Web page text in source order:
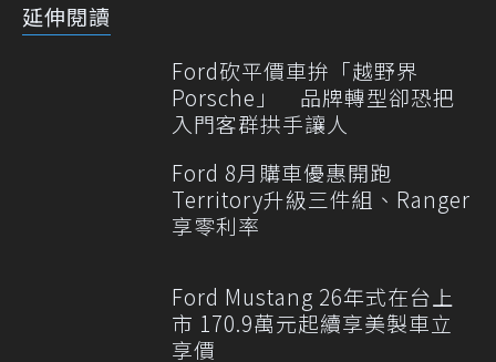
延伸閱讀
Ford砍平價車拚「越野界
Porsche」 品牌轉型卻恐把
入門客群拱手讓人
Ford 8月購車優惠開跑
Territory升級三件組、Ranger
享零利率
Ford Mustang 26年式在台上
市 170.9萬元起續享美製車立
享價